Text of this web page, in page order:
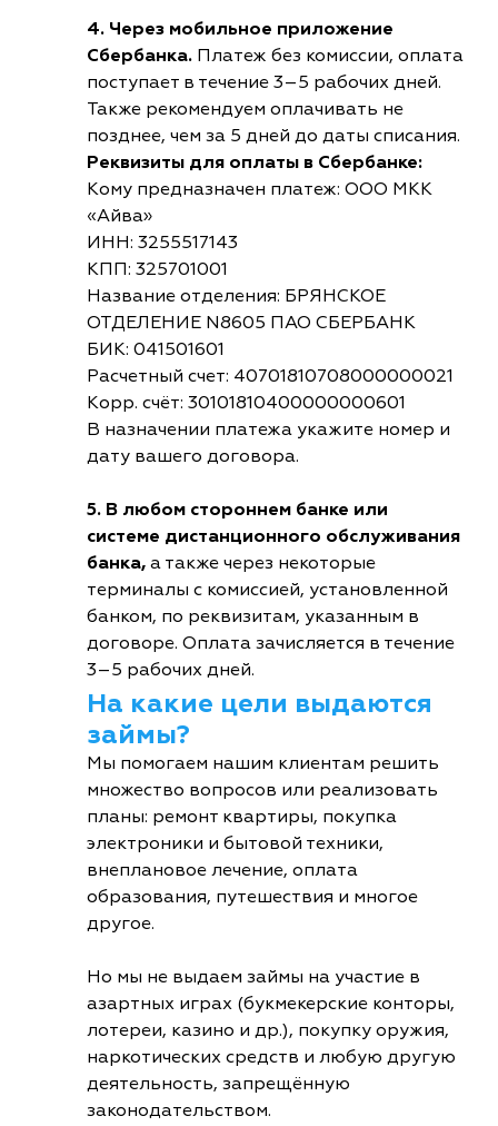
4. Через мобильное приложение
Сбербанка. Платеж без комиссии, оплата
поступает в течение 3–5 рабочих дней.
Также рекомендуем оплачивать не
позднее, чем за 5 дней до даты списания.
Реквизиты для оплаты в Сбербанке:
Кому предназначен платеж: ООО МКК
«Айва»
ИНН: 3255517143
КПП: 325701001
Название отделения: БРЯНСКОЕ
ОТДЕЛЕНИЕ N8605 ПАО СБЕРБАНК
БИК: 041501601
Расчетный счет: 40701810708000000021
Корр. счёт: 30101810400000000601
В назначении платежа укажите номер и
дату вашего договора.
5. В любом стороннем банке или
системе дистанционного обслуживания
банка, а также через некоторые
терминалы с комиссией, установленной
банком, по реквизитам, указанным в
договоре. Оплата зачисляется в течение
3–5 рабочих дней.
На какие цели выдаются
займы?
Мы помогаем нашим клиентам решить
множество вопросов или реализовать
планы: ремонт квартиры, покупка
электроники и бытовой техники,
внеплановое лечение, оплата
образования, путешествия и многое
другое.
Но мы не выдаем займы на участие в
азартных играх (букмекерские конторы,
лотереи, казино и др.), покупку оружия,
наркотических средств и любую другую
деятельность, запрещённую
законодательством.